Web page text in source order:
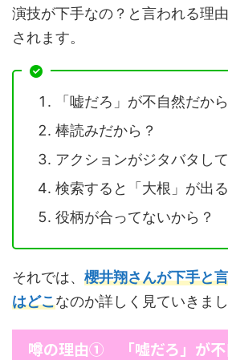
演技が下手なの？と言われる理
されます。
「嘘だろ」が不自然だか
棒読みだから？
アクションがジタバタし
検索すると「大根」が出
役柄が合ってないから？
それでは、 櫻井翔さんが下手と
はどこなのか詳しく見ていきまし
噂の理由① 「嘘だろ」が不